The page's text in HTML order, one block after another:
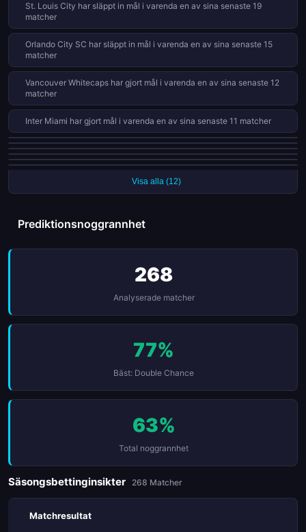
St. Louis City har släppt in mål i varenda en av sina senaste 19
matcher
Orlando City SC har släppt in mål i varenda en av sina senaste 15
matcher
Vancouver Whitecaps har gjort mål i varenda en av sina senaste 12
matcher
Inter Miami har gjort mål i varenda en av sina senaste 11 matcher
CF Montréal har släppt in mål i varenda en av sina senaste 11 matcher
Sporting Kansas City har förlorat sina senaste 4 ligamatcher
Colorado Rapids har släppt in mål i varenda en av sina senaste 9 matcher
DC United har släppt in mål i varenda en av sina senaste 9 matcher
Nashville SC har släppt in mål i varenda en av sina senaste 9 matcher
Visa alla (12)
Prediktionsnoggrannhet
268
Analyserade matcher
77%
Bäst: Double Chance
63%
Total noggrannhet
Säsongsbettinginsikter 268 Matcher
Matchresultat